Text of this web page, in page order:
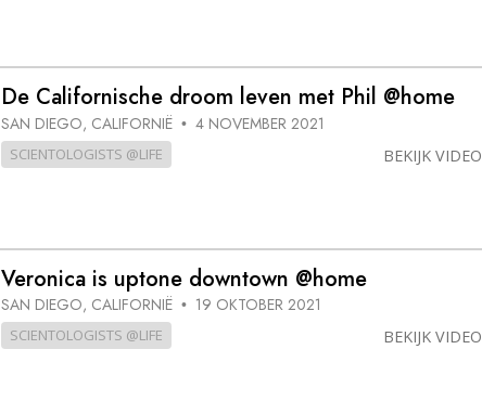
De Californische droom leven met Phil @home
SAN DIEGO, CALIFORNIË • 4 NOVEMBER 2021
SCIENTOLOGISTS @LIFE BEKIJK VIDEO
Veronica is uptone downtown @home
SAN DIEGO, CALIFORNIË • 19 OKTOBER 2021
SCIENTOLOGISTS @LIFE BEKIJK VIDEO